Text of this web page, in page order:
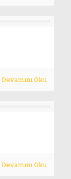
Devamını Oku
Devamını Oku